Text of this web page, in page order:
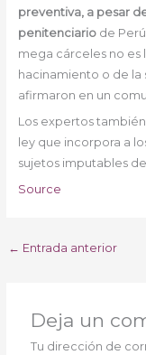
preventiva, a pesar
penitenciariode
mega cárceles no es
hacinamiento o de la
afirmaron en un
Los expertos
ley que incorpora a
sujetos imputables
Source
← Entrada anterior
Deja un
Tu dirección de